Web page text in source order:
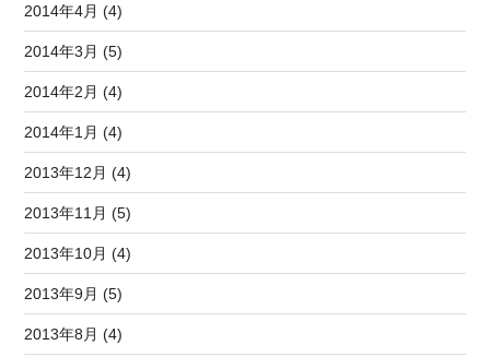
2014年4月 (4)
2014年3月 (5)
2014年2月 (4)
2014年1月 (4)
2013年12月 (4)
2013年11月 (5)
2013年10月 (4)
2013年9月 (5)
2013年8月 (4)